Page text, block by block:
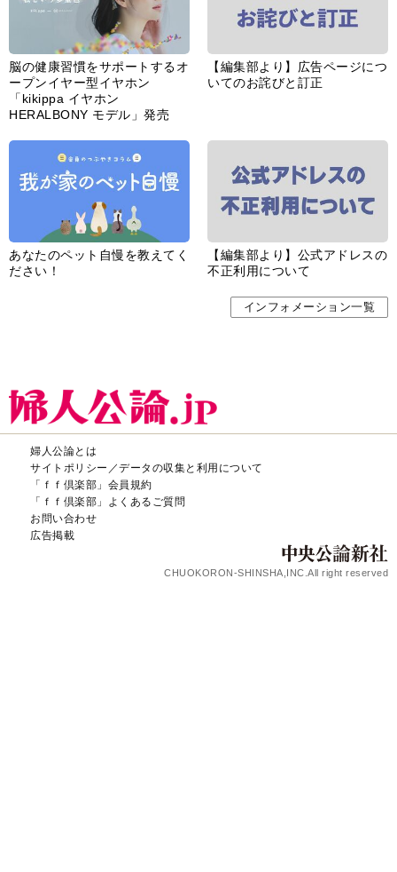
脳の健康習慣をサポートするオ
ープンイヤー型イヤホン
「kikippa イヤホン
HERALBONY モデル」発売
【編集部より】広告ページにつ
いてのお詫びと訂正
あなたのペット自慢を教えてく
ださい！
【編集部より】公式アドレスの
不正利用について
インフォメーション一覧
婦人公論とは
サイトポリシー／データの収集と利用について
「ｆｆ倶楽部」会員規約
「ｆｆ倶楽部」よくあるご質問
お問い合わせ
広告掲載
CHUOKORON-SHINSHA,INC.All right reserved